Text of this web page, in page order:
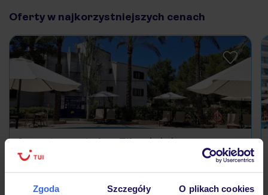
Zgoda Szczegóły O plikach cookies
Oferty w najkorzystniejszych cenach
Appartements Los Tilos
HISZPANIA / MAJORKA
dogodna lokalizacja
pokoje z aneksem kuchennym